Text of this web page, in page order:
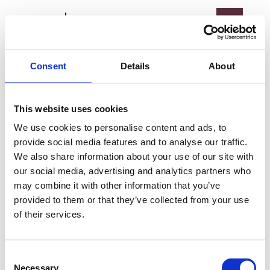
Consent Details About
This website uses cookies
We use cookies to personalise content and ads, to
provide social media features and to analyse our traffic.
We also share information about your use of our site with
our social media, advertising and analytics partners who
may combine it with other information that you’ve
provided to them or that they’ve collected from your use
of their services.
Necessary
Esileht/ Brands / Colorker
Sinu valikutele vastavaid tooteid ei leidu.
Colorkeri asutas 1987. aastal keraamikatööstuse
ettevõtjate rühm, kellel oli ühine eesmärk: luua
emotsioone tekitavaid keraamilisi tooteid. Aastaid
hiljem on Colorker arenenud ja laiendanud oma
esirinnas püsimisele.